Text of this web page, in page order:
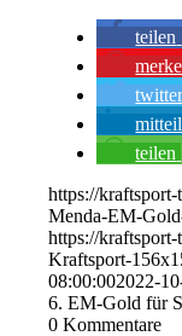
teilen
teilen
https://
Menda-EM-
https://
Kraftsport-
08:00:002022-
6. EM-Gold für
0 Kommentare